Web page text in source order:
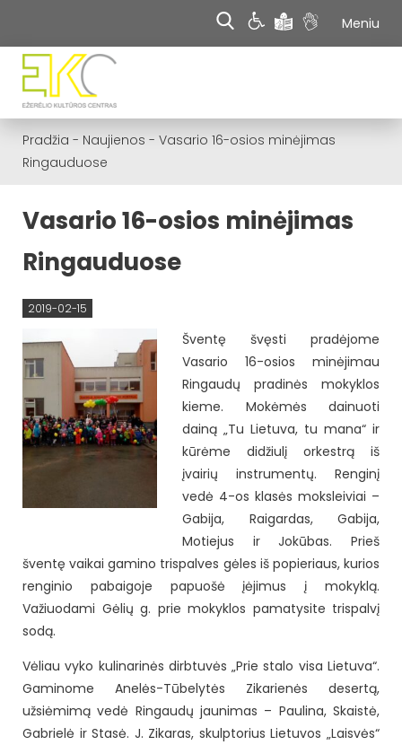
Meniu
Pradžia - Naujienos - Vasario 16-osios minėjimas
Ringauduose
Vasario 16-osios minėjimas
Ringauduose
2019-02-15
Šventę švęsti pradėjome
Vasario 16-osios minėjimau
Ringaudų pradinės mokyklos
kieme. Mokėmės dainuoti
dainą „Tu Lietuva, tu mana“ ir
kūrėme didžiulį orkestrą iš
įvairių instrumentų. Renginį
vedė 4-os klasės moksleiviai –
Gabija, Raigardas, Gabija,
Motiejus ir Jokūbas. Prieš
šventę vaikai gamino trispalves gėles iš popieriaus, kurios
renginio pabaigoje papuošė įėjimus į mokyklą.
Važiuodami Gėlių g. prie mokyklos pamatysite trispalvį
sodą.
Vėliau vyko kulinarinės dirbtuvės „Prie stalo visa Lietuva“.
Gaminome Anelės-Tūbelytės Zikarienės desertą,
užsiėmimą vedė Ringaudų jaunimas – Paulina, Skaistė,
Gabrielė ir Stasė. J. Zikaras, skulptorius Lietuvos „Laisvės“